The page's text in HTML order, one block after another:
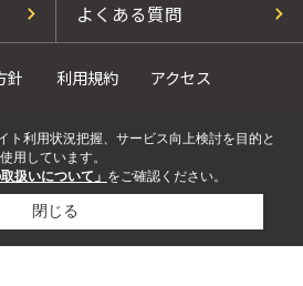
よくある質問
針 利用規約 アクセス
ト利用状況把握、サービス向上検討を目的と
用しています。
扱いについて」 をご確認ください。
閉じる